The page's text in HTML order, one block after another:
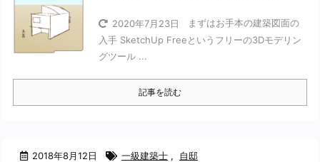
2020年7月23日
まずはお手本の建築図面の
入手 SketchUp Freeというフリーの3Dモデリン
グツール ...
記事を読む
2018年8月12日 一級建築士 , 自邸